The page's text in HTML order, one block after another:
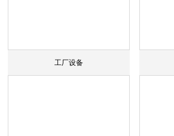
工厂设备